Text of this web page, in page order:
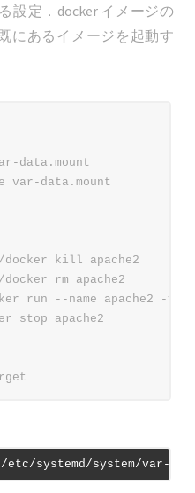
設定．docker イメージの
にあるイメージを起動す
data.mount
var-data.mount
docker kill apache2
rm apache2
run --name apache2 -v
stop apache2
/etc/systemd/system/var-